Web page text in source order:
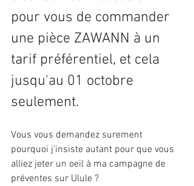
pour vous de commander
une pièce ZAWANN à un
tarif préférentiel, et cela
jusqu'au 01 octobre
seulement.
Vous vous demandez surement
pourquoi j'insiste autant pour que vous
alliez jeter un oeil à ma campagne de
préventes sur Ulule ?